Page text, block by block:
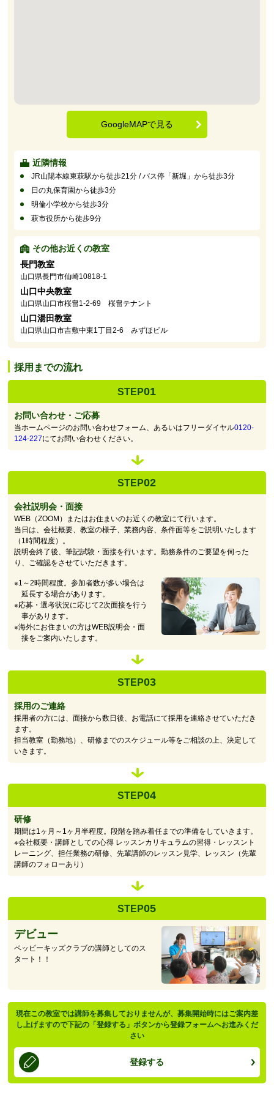
GoogleMAPで見る
近隣情報
JR山陽本線東萩駅から徒歩21分 / バス停「新堀」から徒歩3分
日の丸保育園から徒歩3分
明倫小学校から徒歩3分
萩市役所から徒歩9分
その他お近くの教室
長門教室
山口県長門市仙崎10818-1
山口中央教室
山口県山口市桜畠1-2-69 桜畠テナント
山口湯田教室
山口県山口市吉敷中東1丁目2-6 みずほビル
採用までの流れ
STEP01
お問い合わせ・ご応募
当ホームページのお問い合わせフォーム、あるいはフリーダイヤル0120-
124-227にてお問い合わせください。
STEP02
会社説明会・面接
WEB（ZOOM）またはお住まいのお近くの教室にて行います。
当日は、会社概要、教室の様子、業務内容、条件面等をご説明いたします
（1時間程度）。
説明会終了後、筆記試験・面接を行います。勤務条件のご要望を伺った
り、ご確認をさせていただきます。
※1～2時間程度。参加者数が多い場合は
延長する場合があります。
※応募・選考状況に応じて2次面接を行う
事があります。
※海外にお住まいの方はWEB説明会・面
接をご案内いたします。
STEP03
採用のご連絡
採用者の方には、面接から数日後、お電話にて採用を連絡させていただき
ます。
担当教室（勤務地）、研修までのスケジュール等をご相談の上、決定して
いきます。
STEP04
研修
期間は1ヶ月～1ヶ月半程度。段階を踏み着任までの準備をしていきます。
※会社概要・講師としての心得 レッスンカリキュラムの習得・レッスント
レーニング、担任業務の研修、先輩講師のレッスン見学、レッスン（先輩
講師のフォローあり）
STEP05
デビュー
ペッピーキッズクラブの講師としてのス
タート！！
現在この教室では講師を募集しておりませんが、募集開始時にはご案内差
し上げますので下記の「登録する」ボタンから登録フォームへお進みくだ
さい
登録する